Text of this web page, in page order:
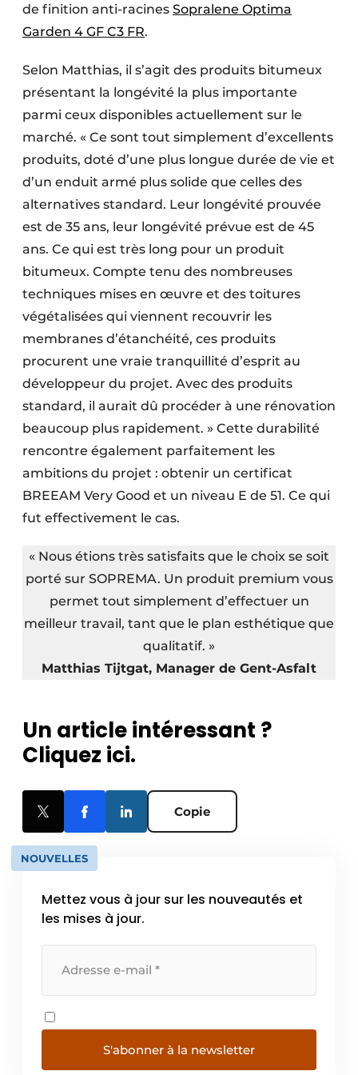
de finition anti-racines Sopralene Optima
Garden 4 GF C3 FR.
Selon Matthias, il s’agit des produits bitumeux
présentant la longévité la plus importante
parmi ceux disponibles actuellement sur le
marché. « Ce sont tout simplement d’excellents
produits, doté d’une plus longue durée de vie et
d’un enduit armé plus solide que celles des
alternatives standard. Leur longévité prouvée
est de 35 ans, leur longévité prévue est de 45
ans. Ce qui est très long pour un produit
bitumeux. Compte tenu des nombreuses
techniques mises en œuvre et des toitures
végétalisées qui viennent recouvrir les
membranes d’étanchéité, ces produits
procurent une vraie tranquillité d’esprit au
développeur du projet. Avec des produits
standard, il aurait dû procéder à une rénovation
beaucoup plus rapidement. » Cette durabilité
rencontre également parfaitement les
ambitions du projet : obtenir un certificat
BREEAM Very Good et un niveau E de 51. Ce qui
fut effectivement le cas.
« Nous étions très satisfaits que le choix se soit
porté sur SOPREMA. Un produit premium vous
permet tout simplement d’effectuer un
meilleur travail, tant que le plan esthétique que
qualitatif. »
Matthias Tijtgat, Manager de Gent-Asfalt
Un article intéressant ?
Cliquez ici.
Copie
NOUVELLES
Mettez vous à jour sur les nouveautés et
les mises à jour.
S'abonner à la newsletter